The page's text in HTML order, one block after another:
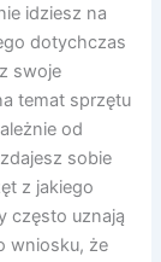
idziesz na
dotychczas
swoje
temat sprzętu
od
sobie
z jakiego
często uznają
wniosku, że